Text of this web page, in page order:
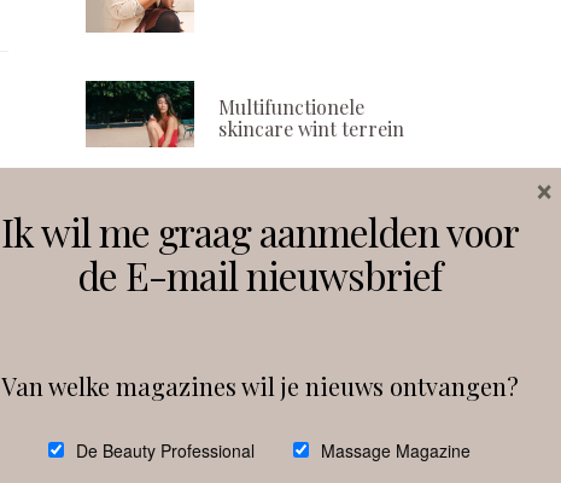
Multifunctionele
skincare wint terrein
Volg ons
Follow on Instagram
Ik wil me graag aanmelden voor
de E-mail nieuwsbrief
Van welke magazines wil je nieuws ontvangen?
De Beauty Professional Massage Magazine
×